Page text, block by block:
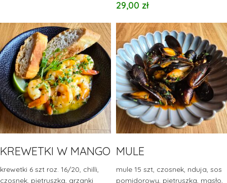
29,00 zł
KREWETKI W MANGO
krewetki 6 szt roz. 16/20, chilli,
czosnek, pietruszka, grzanki
MULE
mule 15 szt, czosnek, nduja, sos
pomidorowy, pietruszka, masło,